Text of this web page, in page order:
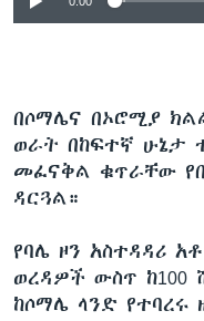
በሶማሌና በኦሮሚያ
ወራት በከፍተኛ ሁኔታ
መፈናቅል ቁጥራቸው
ዳርጓል።
የባሌ ዞን አስተዳዳሪ
ወረዳዎች ውስጥ
ከሶማሌ ላንድ የተባረሩ